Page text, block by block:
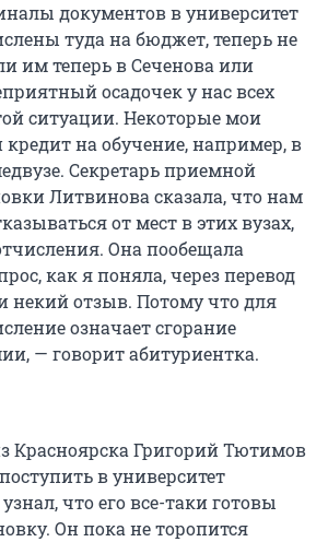
документов в университет
туда на бюджет, теперь не
им теперь в Сеченова или
осадочек у нас всех
ситуации. Некоторые мои
на обучение, например, в
Секретарь приемной
Литвинова сказала, что нам
от мест в этих вузах,
Она пообещала
как я поняла, через перевод
некий отзыв. Потому что для
означает сгорание
— говорит абитуриентка.
Красноярска Григорий Тютимов
в университет
что его все-таки готовы
Он пока не торопится